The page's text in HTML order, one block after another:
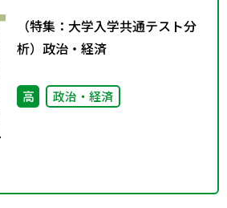
（特集：大学入学共通テスト分
析）政治・経済
高 政治・経済